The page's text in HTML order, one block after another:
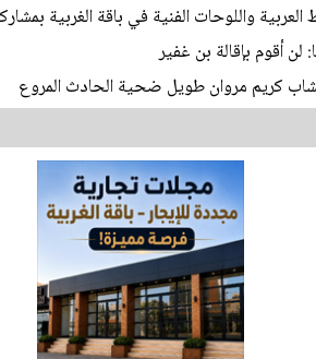
واللوحات الفنية في باقة الغربية
لن أقوم بإقالة بن غفير
كريم مروان طويل ضحية الحادث المروع